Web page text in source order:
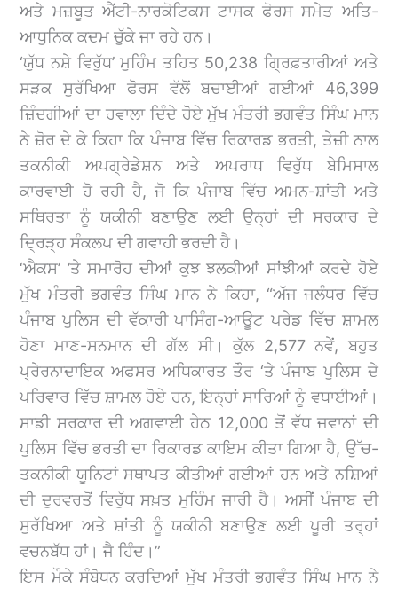
ਅਤੇ ਮਜ਼ਬੂਤ ਐਂਟੀ-ਨਾਰਕੋਟਿਕਸ ਟਾਸਕ ਫੋਰਸ ਸਮੇਤ ਅਤਿ-
ਆਧੁਨਿਕ ਕਦਮ ਚੁੱਕੇ ਜਾ ਰਹੇ ਹਨ।
‘ਯੁੱਧ ਨਸ਼ੇ ਵਿਰੁੱਧ’ ਮੁਹਿੰਮ ਤਹਿਤ 50,238 ਗ੍ਰਿਫ਼ਤਾਰੀਆਂ ਅਤੇ
ਸੜਕ ਸੁਰੱਖਿਆ ਫੋਰਸ ਵੱਲੋਂ ਬਚਾਈਆਂ ਗਈਆਂ 46,399
ਜ਼ਿੰਦਗੀਆਂ ਦਾ ਹਵਾਲਾ ਦਿੰਦੇ ਹੋਏ ਮੁੱਖ ਮੰਤਰੀ ਭਗਵੰਤ ਸਿੰਘ ਮਾਨ
ਨੇ ਜ਼ੋਰ ਦੇ ਕੇ ਕਿਹਾ ਕਿ ਪੰਜਾਬ ਵਿੱਚ ਰਿਕਾਰਡ ਭਰਤੀ, ਤੇਜ਼ੀ ਨਾਲ
ਤਕਨੀਕੀ ਅਪਗ੍ਰੇਡੇਸ਼ਨ ਅਤੇ ਅਪਰਾਧ ਵਿਰੁੱਧ ਬੇਮਿਸਾਲ
ਕਾਰਵਾਈ ਹੋ ਰਹੀ ਹੈ, ਜੋ ਕਿ ਪੰਜਾਬ ਵਿੱਚ ਅਮਨ-ਸ਼ਾਂਤੀ ਅਤੇ
ਸਥਿਰਤਾ ਨੂੰ ਯਕੀਨੀ ਬਣਾਉਣ ਲਈ ਉਨ੍ਹਾਂ ਦੀ ਸਰਕਾਰ ਦੇ
ਦ੍ਰਿੜ੍ਹ ਸੰਕਲਪ ਦੀ ਗਵਾਹੀ ਭਰਦੀ ਹੈ।
‘ਐਕਸ’ ’ਤੇ ਸਮਾਰੋਹ ਦੀਆਂ ਕੁਝ ਝਲਕੀਆਂ ਸਾਂਝੀਆਂ ਕਰਦੇ ਹੋਏ
ਮੁੱਖ ਮੰਤਰੀ ਭਗਵੰਤ ਸਿੰਘ ਮਾਨ ਨੇ ਕਿਹਾ, “ਅੱਜ ਜਲੰਧਰ ਵਿੱਚ
ਪੰਜਾਬ ਪੁਲਿਸ ਦੀ ਵੱਕਾਰੀ ਪਾਸਿੰਗ-ਆਊਟ ਪਰੇਡ ਵਿੱਚ ਸ਼ਾਮਲ
ਹੋਣਾ ਮਾਣ-ਸਨਮਾਨ ਦੀ ਗੱਲ ਸੀ। ਕੁੱਲ 2,577 ਨਵੇਂ, ਬਹੁਤ
ਪ੍ਰੇਰਨਾਦਾਇਕ ਅਫਸਰ ਅਧਿਕਾਰਤ ਤੌਰ ‘ਤੇ ਪੰਜਾਬ ਪੁਲਿਸ ਦੇ
ਪਰਿਵਾਰ ਵਿੱਚ ਸ਼ਾਮਲ ਹੋਏ ਹਨ, ਇਨ੍ਹਾਂ ਸਾਰਿਆਂ ਨੂੰ ਵਧਾਈਆਂ।
ਸਾਡੀ ਸਰਕਾਰ ਦੀ ਅਗਵਾਈ ਹੇਠ 12,000 ਤੋਂ ਵੱਧ ਜਵਾਨਾਂ ਦੀ
ਪੁਲਿਸ ਵਿੱਚ ਭਰਤੀ ਦਾ ਰਿਕਾਰਡ ਕਾਇਮ ਕੀਤਾ ਗਿਆ ਹੈ, ਉੱਚ-
ਤਕਨੀਕੀ ਯੂਨਿਟਾਂ ਸਥਾਪਤ ਕੀਤੀਆਂ ਗਈਆਂ ਹਨ ਅਤੇ ਨਸ਼ਿਆਂ
ਦੀ ਦੁਰਵਰਤੋਂ ਵਿਰੁੱਧ ਸਖ਼ਤ ਮੁਹਿੰਮ ਜਾਰੀ ਹੈ। ਅਸੀਂ ਪੰਜਾਬ ਦੀ
ਸੁਰੱਖਿਆ ਅਤੇ ਸ਼ਾਂਤੀ ਨੂੰ ਯਕੀਨੀ ਬਣਾਉਣ ਲਈ ਪੂਰੀ ਤਰ੍ਹਾਂ
ਵਚਨਬੱਧ ਹਾਂ। ਜੈ ਹਿੰਦ।”
ਇਸ ਮੌਕੇ ਸੰਬੋਧਨ ਕਰਦਿਆਂ ਮੁੱਖ ਮੰਤਰੀ ਭਗਵੰਤ ਸਿੰਘ ਮਾਨ ਨੇ